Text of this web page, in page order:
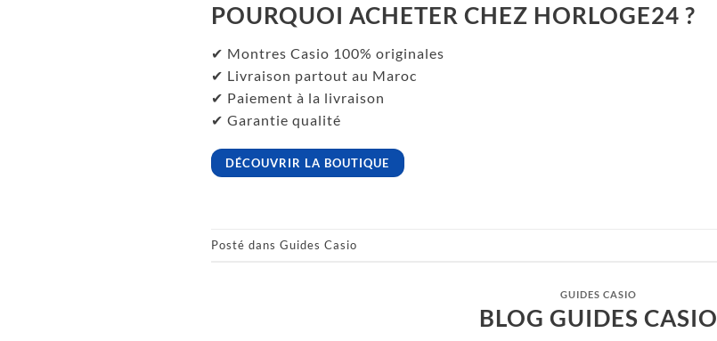
POURQUOI ACHETER CHEZ HORLOGE24 ?
✔ Montres Casio 100% originales
✔ Livraison partout au Maroc
✔ Paiement à la livraison
✔ Garantie qualité
DÉCOUVRIR LA BOUTIQUE
Posté dans Guides Casio
GUIDES CASIO
BLOG GUIDES CASIO